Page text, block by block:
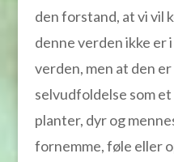
den forstand, at vi vil
denne verden ikke er
verden, men at den
selvudfoldelse som
planter, dyr og
fornemme, føle eller